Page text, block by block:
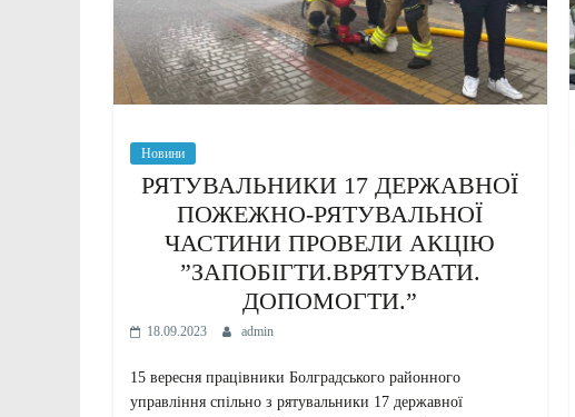
Новини
РЯТУВАЛЬНИКИ 17 ДЕРЖАВНОЇ
ПОЖЕЖНО-РЯТУВАЛЬНОЇ
ЧАСТИНИ ПРОВЕЛИ АКЦІЮ
”ЗАПОБІГТИ.ВРЯТУВАТИ.
ДОПОМОГТИ.”
18.09.2023 admin
15 вересня працівники Болградського районного
управління спільно з рятувальники 17 державної